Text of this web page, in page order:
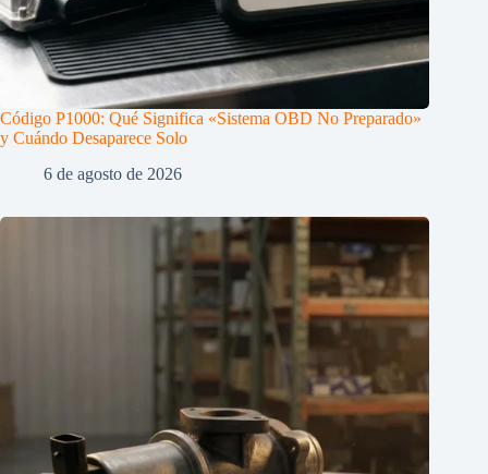
Código P1000: Qué Significa «Sistema OBD No Preparado»
y Cuándo Desaparece Solo
6 de agosto de 2026